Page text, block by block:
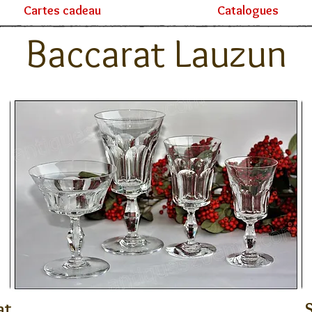
Cartes cadeau Catalogues
Baccarat Lauzun